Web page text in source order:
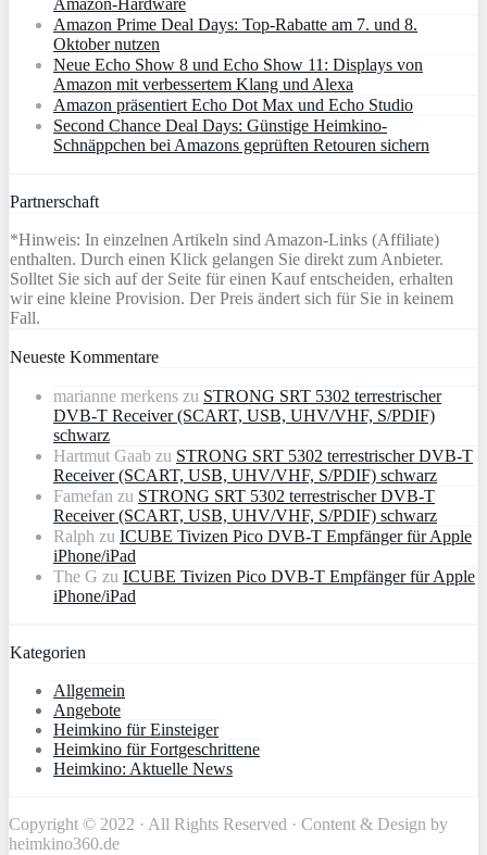
Amazon‑Hardware
Amazon Prime Deal Days: Top-Rabatte am 7. und 8.
Oktober nutzen
Neue Echo Show 8 und Echo Show 11: Displays von
Amazon mit verbessertem Klang und Alexa
Amazon präsentiert Echo Dot Max und Echo Studio
Second Chance Deal Days: Günstige Heimkino-
Schnäppchen bei Amazons geprüften Retouren sichern
Partnerschaft
*Hinweis: In einzelnen Artikeln sind Amazon-Links (Affiliate)
enthalten. Durch einen Klick gelangen Sie direkt zum Anbieter.
Solltet Sie sich auf der Seite für einen Kauf entscheiden, erhalten
wir eine kleine Provision. Der Preis ändert sich für Sie in keinem
Fall.
Neueste Kommentare
marianne merkens zu STRONG SRT 5302 terrestrischer
DVB-T Receiver (SCART, USB, UHV/VHF, S/PDIF)
schwarz
Hartmut Gaab zu STRONG SRT 5302 terrestrischer DVB-T
Receiver (SCART, USB, UHV/VHF, S/PDIF) schwarz
Famefan zu STRONG SRT 5302 terrestrischer DVB-T
Receiver (SCART, USB, UHV/VHF, S/PDIF) schwarz
Ralph zu ICUBE Tivizen Pico DVB-T Empfänger für Apple
iPhone/iPad
The G zu ICUBE Tivizen Pico DVB-T Empfänger für Apple
iPhone/iPad
Kategorien
Allgemein
Angebote
Heimkino für Einsteiger
Heimkino für Fortgeschrittene
Heimkino: Aktuelle News
Copyright © 2022 · All Rights Reserved · Content & Design by
heimkino360.de